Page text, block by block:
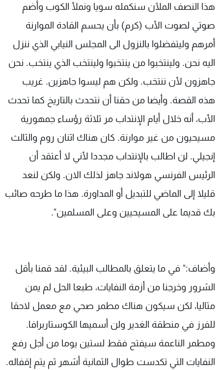
هذا النصف الملآن سنكمله سويا ونملأ الكوب وأضم
صوتي لصوت الأب (كرم) بأن يحسم القادة الموارنة
أمرهم وليتفضلوا بالنزول الى المجلس النيابي الذي ننزل
اليه نحن. ولينتخبوا من ينتخبوا ولينتخب الذي ينتخب. نحن
جاهزون لأن ننتخب. ولكن هم ليسوا جاهزين. غريب
هذه القصة. وأيضا من حقنا أن نتحدث بالتاريخ كما تحدث
الأب، أنه خلال أيام الإنتداب مر ثلاثة رؤساء جمهورية
مسيحيون من غير موارنة. كان هناك اثنان روم والثالث
إنجيلي. لن اطالب بالإنتداب مجددا لأني لا أعتقد أن
الرئيس الفرنسي هولاند جاهز لذلك الان. ولكن لنعد
قليلا إلى الماضي للتبديل أو المداورة. هذا ما طرحه صائب
بك قديما على المسيحيين وعلى المسلمين".
وأضاف:" في ما يتعلق بالمطالب البيئية. لقد قمنا بأقل
الشرور وخرجنا من أزمة النفايات، طبعا الحل لم يمن
مثاليا، لكن سيكون هناك مطمر صحي مع معمل لاحقا
للفرز في منطقة الغدير ولن أسميها الكوستاربرافا.
ومطمر الناعمة سيفتح فقط لستين يوما من أجل رفع
النفايات التي تكدست طوال الثمانية أشهر ثم يتم إقفاله.